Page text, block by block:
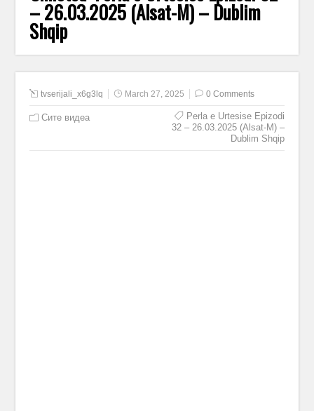
– 26.03.2025 (Alsat-M) – Dublim
Shqip
tvserijali_x6g3lq March 27, 2025 0 Comments
Сите видеа
Perla e Urtesise Epizodi
32 – 26.03.2025 (Alsat-M) –
Dublim Shqip